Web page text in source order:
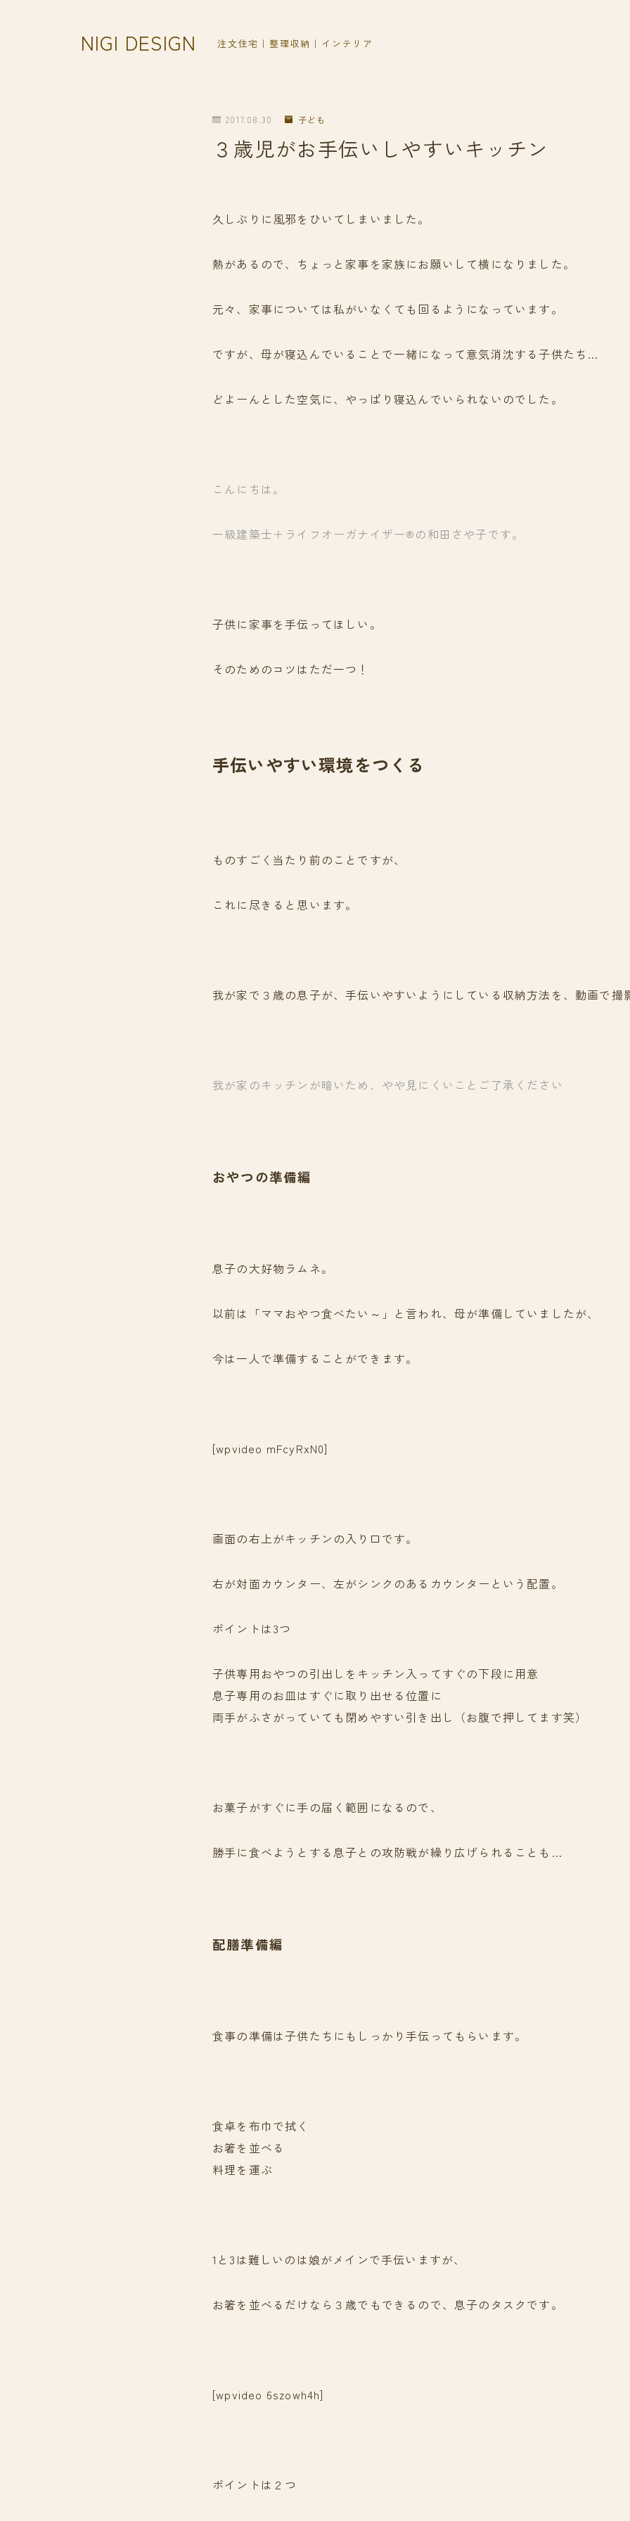
NIGI DESIGN 注文住宅｜整理収納｜インテリア
2017.08.30 子ども
３歳児がお手伝いしやすいキッチン
久しぶりに風邪をひいてしまいました。
熱があるので、ちょっと家事を家族にお願いして横になりました。
元々、家事については私がいなくても回るようになっています。
ですが、母が寝込んでいることで一緒になって意気消沈する子供たち…
どよーんとした空気に、やっぱり寝込んでいられないのでした。
こんにちは。
一級建築士＋ライフオーガナイザー®の和田さや子です。
子供に家事を手伝ってほしい。
そのためのコツはただ一つ！
手伝いやすい環境をつくる
ものすごく当たり前のことですが、
これに尽きると思います。
我が家で３歳の息子が、手伝いやすいようにしている収納方法を、動画で撮
我が家のキッチンが暗いため、やや見にくいことご了承ください
おやつの準備編
息子の大好物ラムネ。
以前は「ママおやつ食べたい～」と言われ、母が準備していましたが、
今は一人で準備することができます。
[wpvideo mFcyRxN0]
画面の右上がキッチンの入り口です。
右が対面カウンター、左がシンクのあるカウンターという配置。
ポイントは3つ
子供専用おやつの引出しをキッチン入ってすぐの下段に用意
息子専用のお皿はすぐに取り出せる位置に
両手がふさがっていても閉めやすい引き出し（お腹で押してます笑）
お菓子がすぐに手の届く範囲になるので、
勝手に食べようとする息子との攻防戦が繰り広げられることも…
配膳準備編
食事の準備は子供たちにもしっかり手伝ってもらいます。
食卓を布巾で拭く
お箸を並べる
料理を運ぶ
1と3は難しいのは娘がメインで手伝いますが、
お箸を並べるだけなら３歳でもできるので、息子のタスクです。
[wpvideo 6szowh4h]
ポイントは２つ